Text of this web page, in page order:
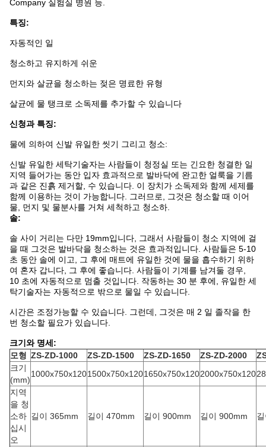
Company 실험실 병원 등.
특징:
자동적인 일
청소하고 유지하게 쉬운
먼지와 살균을 청소하는 젖은 명료한 유형
살균에 물 탱크로 소독제를 추가할 수 있습니다
신청과 특징:
물에 의하여 신발 유일한 씻기 그리고 청소:
신발 유일한 세탁기술자는 사람들이 청정실 또는 긴요한 청결한 일
지역 들어가는 동안 입자 효과적으로 발바닥에 완고한 얼룩을 기름
과 같은 진흙 제거할, 수 있습니다. 이 장치가 소독제와 함께 세제를
함께 이용하는 것이 가능합니다. 그러므로, 그것은 청소할 때 이어
물, 먼지 및 물분사를 거쳐 세척하고 청소하.
솔:
솔 사이 거리는 다만 19mm입니다, 그래서 사람들이 청소 지역에 걸
을 때 그것은 발바닥을 청소하는 것은 효과적입니다. 사람들은 5-10
초 동안 솔에 이고, 그 후에 매트에 유일한 것에 물을 흡수하기 위하
여 혼자 갑니다, 그 후에 좋습니다. 사람들이 기계를 남겨둘 경우,
10 초에 자동적으로 멈출 것입니다. 작동하는 30 분 후에, 유일한 세
탁기술자는 자동적으로 밖으로 물일 수 있습니다.
시간은 조정가능할 수 있습니다. 그런데, 그것은 매 2 일 졸작을 한
번 청소할 필요가 있습니다.
크기와 명세:
모형 ZS-ZD-1000 ZS-ZD-1500 ZS-ZD-1650 ZS-ZD-2000
크기
(mm)
1000x750x1201500x750x1201650x750x1202000x750x120
지역
을 청
소하
십시
오
길이 365mm 길이 470mm 길이 900mm 길이 900mm